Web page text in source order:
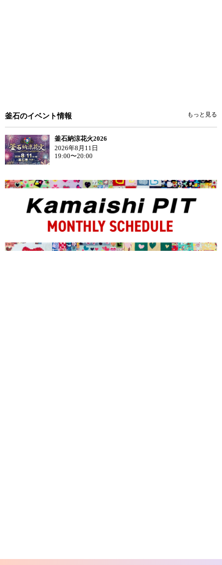
釜石のイベント情報 もっと見る
釜石納涼花火2026
2026年8月11日
19:00〜20:00